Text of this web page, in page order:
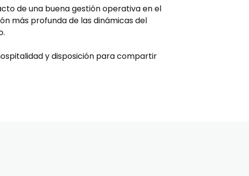
de una buena gestión operativa en el
más profunda de las dinámicas del
y disposición para compartir